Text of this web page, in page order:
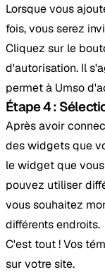
Lorsque vous
fois, vous serez
Cliquez sur le
d'autorisation. Il
permet à Umso
Étape 4 :
Après avoir
des widgets que
le widget que
pouvez utiliser
vous souhaitez
différents endroits.
C'est tout ! Vos
sur votre site.